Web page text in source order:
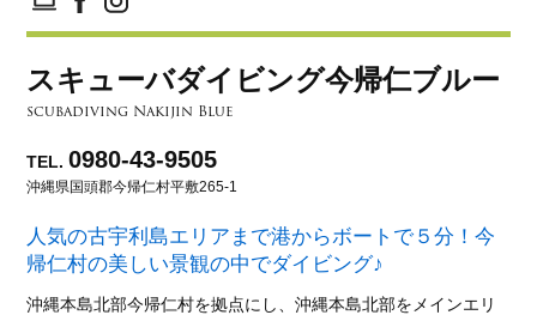
スキューバダイビング今帰仁ブルー
scubadiving Nakijin Blue
TEL.0980-43-9505
沖縄県国頭郡今帰仁村平敷265-1
人気の古宇利島エリアまで港からボートで５分！今
帰仁村の美しい景観の中でダイビング♪
沖縄本島北部今帰仁村を拠点にし、沖縄本島北部をメインエリ